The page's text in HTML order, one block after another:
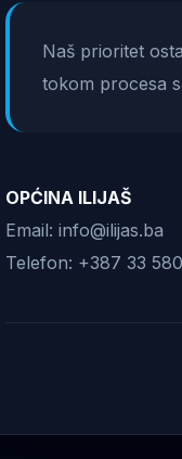
Naš prioritet
tokom procesa
OPĆINA ILIJAŠ
Email: info@ilijas.ba
Telefon: +387 33